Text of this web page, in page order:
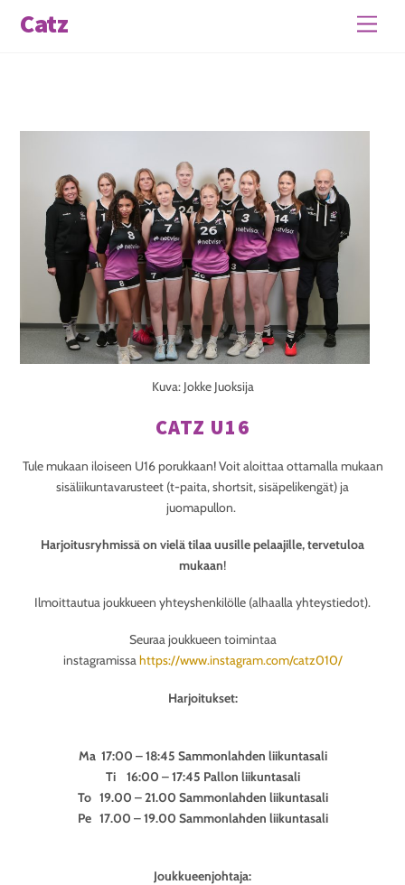
Menu
Catz
Kuva: Jokke Juoksija
CATZ U16
Tule mukaan iloiseen U16 porukkaan! Voit aloittaa ottamalla mukaan
sisäliikuntavarusteet (t-paita, shortsit, sisäpelikengät) ja
juomapullon.
Harjoitusryhmissä on vielä tilaa uusille pelaajille, tervetuloa
mukaan!
Ilmoittautua joukkueen yhteyshenkilölle (alhaalla yhteystiedot).
Seuraa joukkueen toimintaa
instagramissa https://www.instagram.com/catz010/
Harjoitukset:
Ma 17:00 – 18:45 Sammonlahden liikuntasali
Ti 16:00 – 17:45 Pallon liikuntasali
To 19.00 – 21.00 Sammonlahden liikuntasali
Pe 17.00 – 19.00 Sammonlahden liikuntasali
Joukkueenjohtaja: